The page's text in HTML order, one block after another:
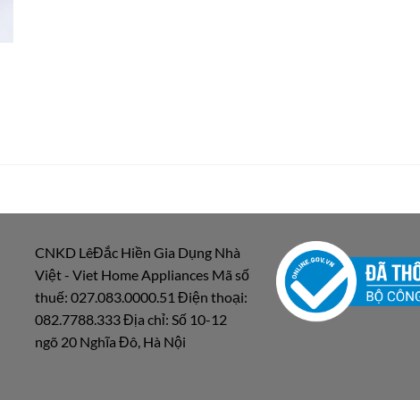
CNKD LêĐắc Hiền Gia Dụng Nhà
Việt - Viet Home Appliances Mã số
thuế: 027.083.0000.51 Điện thoại:
082.7788.333 Địa chỉ: Số 10-12
ngõ 20 Nghĩa Đô, Hà Nội